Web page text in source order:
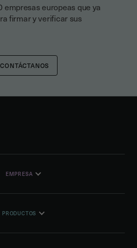
empresas europeas que ya
firmar y verificar sus
CONTÁCTANOS
EMPRESA
PRODUCTOS